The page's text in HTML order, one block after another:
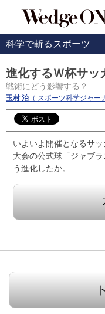
科学で斬るスポーツ
進化するＷ杯サッ
戦術にどう影響する？
玉村 治（ スポーツ科学ジャー
いよいよ開催となるサ
大会の公式球「ジャブ
う進化したか。